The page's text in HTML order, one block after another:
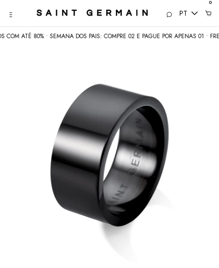
PT
0
ATÉ 80% • SEMANA DOS PAIS: COMPRE 02 E PAGUE POR APENAS 01 •